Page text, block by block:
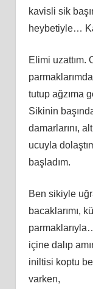
kavisli sik
heybetiyle…
Elimi uzattım.
tutup ağzıma
Sikinin
damarlarını,
ucuyla
başladım.
Ben sikiyle
bacaklarımı,
içine dalıp
iniltisi koptu
varken,